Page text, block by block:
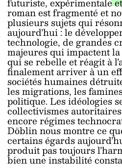
roman est fragmenté et
plusieurs sujets qui
aujourd’hui : le
technologie, de grandes
majeures qui impactent
qui se rebelle et réagit à
finalement arriver à un
sociétés humaines
les migrations, les
politique. Les idéologies
collectivismes
encore régimes
Döblin nous montre ce
certains égards
produit pas toujours
bien une instabilité